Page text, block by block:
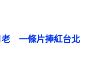
　一條片捧紅台北